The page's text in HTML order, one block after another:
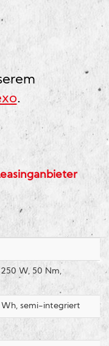
.
250 W, 50 Nm,
Wh, semi-integriert